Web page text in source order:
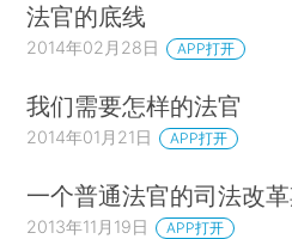
法官的底线
2014年02月28日 APP打开
我们需要怎样的法官
2014年01月21日 APP打开
一个普通法官的司法改
2013年11月19日 APP打开